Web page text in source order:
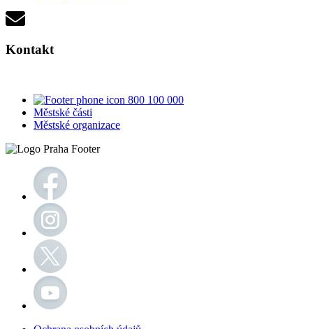
Kontakt
800 100 000
Městské části
Městské organizace